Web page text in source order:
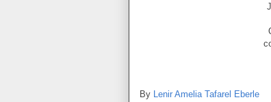
By Lenir Amelia Tafarel Eberle